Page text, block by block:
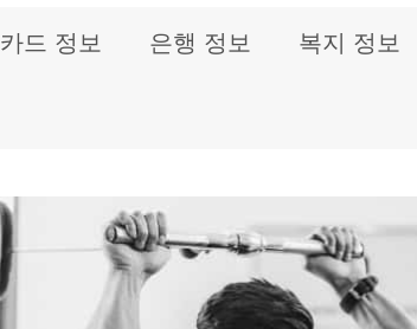
카드 정보 은행 정보 복지 정보